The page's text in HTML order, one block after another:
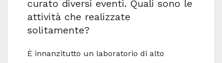
curato diversi eventi. Quali sono le
attività che realizzate
solitamente?
È innanzitutto un laboratorio di alto